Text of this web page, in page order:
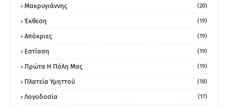
Μακρυγιάννης (20)
Έκθεση (19)
Απόκριες (19)
Εστίαση (19)
Πρώτα Η Πόλη Μας (19)
Πλατεία Υμηττού (18)
Λογοδοσία (17)